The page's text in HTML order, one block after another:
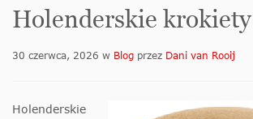
Holenderskie krokiety
30 czerwca, 2026 w Blog przez Dani van Rooij
Holenderskie